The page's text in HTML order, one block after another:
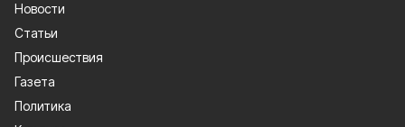
Новости
Статьи
Происшествия
Газета
Политика